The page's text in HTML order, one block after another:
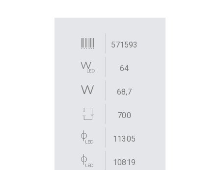
571593
64
68,7
700
11305
10819